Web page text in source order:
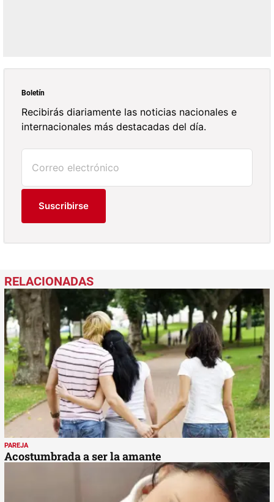
Boletín
Recibirás diariamente las noticias nacionales e
internacionales más destacadas del día.
Suscribirse
PAREJA
Acostumbrada a ser la amante